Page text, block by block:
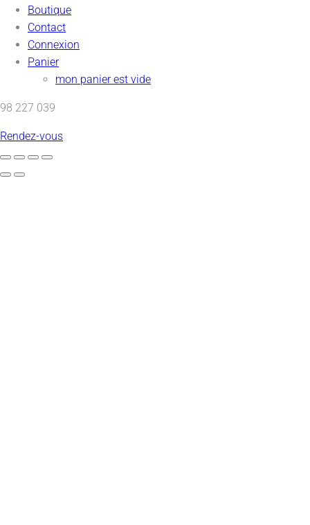
Boutique
Contact
Connexion
Panier
mon panier est vide
98 227 039
Rendez-vous